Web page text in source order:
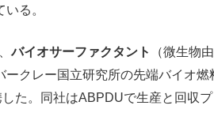
る。
バイオサーファクタント
（微生物
ークレー国立研究所の先端バイオ
した。同社はABPDUで生産と回収